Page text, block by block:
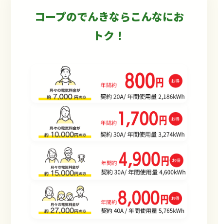
コープのでんきならこんなにお
トク！